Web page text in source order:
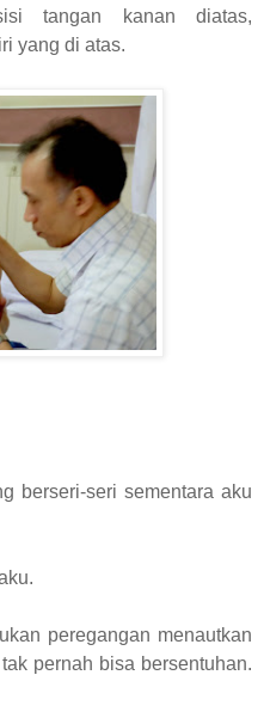
tangan kanan diatas,
yang di atas.
berseri-seri sementara aku
peregangan menautkan
pernah bisa bersentuhan.